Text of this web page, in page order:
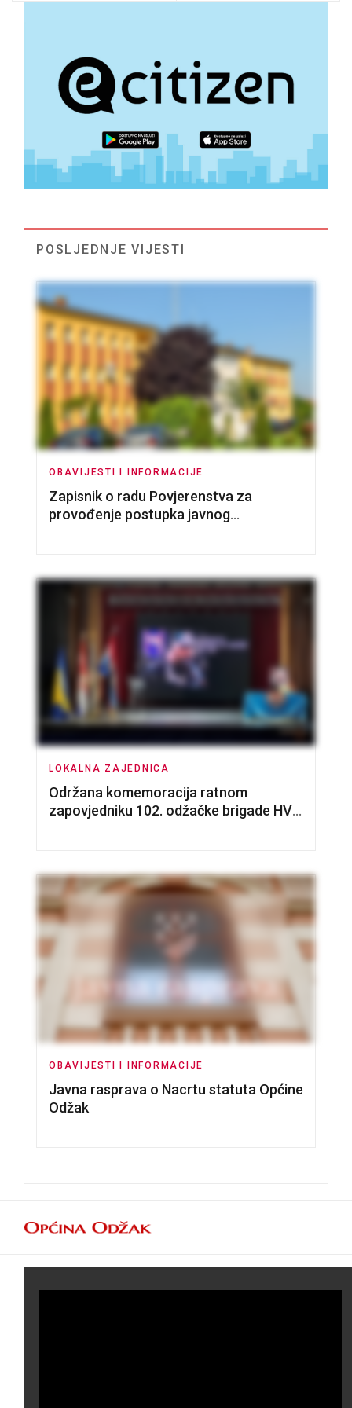
POSLJEDNJE VIJESTI
OBAVIJESTI I INFORMACIJE
Zapisnik o radu Povjerenstva za
provođenje postupka javnog
LOKALNA ZAJEDNICA
Održana komemoracija ratnom
zapovjedniku 102. odžačke brigade HVO
OBAVIJESTI I INFORMACIJE
Javna rasprava o Nacrtu statuta Općine
Odžak